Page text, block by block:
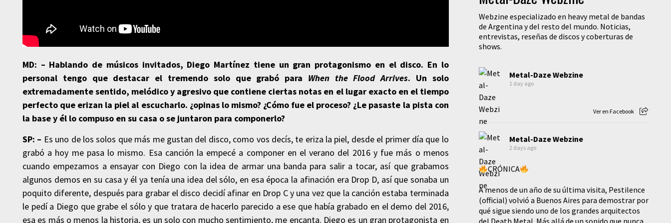
MD: – Hablando de músicos invitados, Diego Martínez tiene un gran protagonismo en el disco. En lo
personal tengo que destacar el tremendo solo que grabó para When the Flood Arrives. Un solo
extremadamente sentido, melódico y agresivo que contiene ciertas notas en el lugar exacto en el tiempo
perfecto que erizan la piel al escucharlo. ¿opinas lo mismo? ¿Cómo fue el proceso? ¿Le pasaste la pista con
la base y él lo compuso en su casa o se juntaron para componerlo?
SP: – Es uno de los solos que más me gustan del disco, como vos decís, te eriza la piel, desde el primer día que lo
grabó a hoy me pasa lo mismo. Esa canción la empecé a componer en el verano del 2016 y fue más o menos
cuando empezamos a ensayar con Diego con la idea de armar una banda para salir a tocar, así que grabamos
algunos demos en su casa y él ya tenía una idea del sólo, en esa época la afinación era Drop D, así que sonaba un
poquito diferente, después para grabar el disco decidí afinar en Drop C y una vez que la canción estaba terminada
le pedí a Diego que grabe el sólo y que tratara de hacerlo parecido a ese que había grabado en el demo del 2016,
esa es más o menos la historia, es un solo con mucho sentimiento, me encanta. Diego es un gran protagonista en
Webzine especializado en heavy metal de bandas
de Argentina y del resto del mundo. Noticias,
entrevistas, reseñas de discos y coberturas de
shows.
Metal-Daze Webzine
1 day ago
Ver en Facebook
Metal-Daze Webzine
2 days ago
CRÓNICA
A menos de un año de su última visita, Pestilence
(official) volvió a Buenos Aires para demostrar por
qué sigue siendo uno de los grandes arquitectos
del Death Metal. Más allá de un sonido que nunca